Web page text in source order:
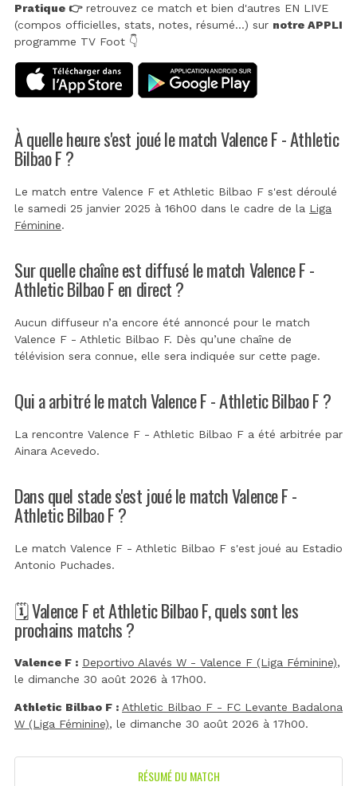
Pratique 👉retrouvez ce match et bien d'autres EN LIVE
(compos officielles, stats, notes, résumé...) sur notre APPLI
programme TV Foot 👇
À quelle heure s'est joué le match Valence F - Athletic
Bilbao F ?
Le match entre Valence F et Athletic Bilbao F s'est déroulé
le samedi 25 janvier 2025 à 16h00 dans le cadre de la Liga
Féminine.
Sur quelle chaîne est diffusé le match Valence F -
Athletic Bilbao F en direct ?
Aucun diffuseur n’a encore été annoncé pour le match
Valence F - Athletic Bilbao F. Dès qu’une chaîne de
télévision sera connue, elle sera indiquée sur cette page.
Qui a arbitré le match Valence F - Athletic Bilbao F ?
La rencontre Valence F - Athletic Bilbao F a été arbitrée par
Ainara Acevedo.
Dans quel stade s'est joué le match Valence F -
Athletic Bilbao F ?
Le match Valence F - Athletic Bilbao F s'est joué au Estadio
Antonio Puchades.
🗓️ Valence F et Athletic Bilbao F, quels sont les
prochains matchs ?
Valence F : Deportivo Alavés W - Valence F (Liga Féminine),
le dimanche 30 août 2026 à 17h00.
Athletic Bilbao F : Athletic Bilbao F - FC Levante Badalona
W (Liga Féminine), le dimanche 30 août 2026 à 17h00.
RÉSUMÉ DU MATCH